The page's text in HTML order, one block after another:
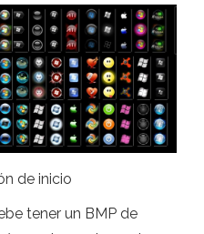
de inicio
tener un BMP de